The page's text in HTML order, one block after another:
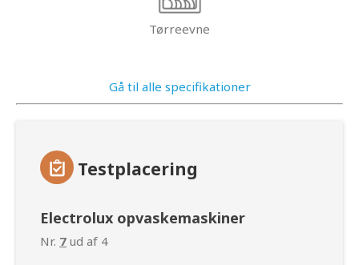
Tørreevne
Gå til alle specifikationer
Testplacering
Electrolux opvaskemaskiner
Nr. 7 ud af 4